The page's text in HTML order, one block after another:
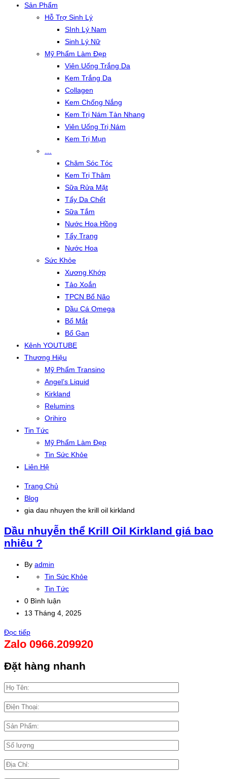
Sản Phẩm
Hỗ Trợ Sinh Lý
SInh Lý Nam
Sinh Lý Nữ
Mỹ Phẩm Làm Đẹp
Viên Uống Trắng Da
Kem Trắng Da
Collagen
Kem Chống Nắng
Kem Trị Nám Tàn Nhang
Viên Uống Trị Nám
Kem Trị Mụn
Chăm Sóc Tóc
Kem Trị Thâm
Sữa Rửa Mặt
Tẩy Da Chết
Sữa Tắm
Nước Hoa Hồng
Tẩy Trang
Nước Hoa
Sức Khỏe
Xương Khớp
Tảo Xoắn
TPCN Bổ Não
Dầu Cá Omega
Bổ Mắt
Bổ Gan
Kênh YOUTUBE
Thương Hiệu
Mỹ Phẩm Transino
Angel’s Liquid
Kirkland
Relumins
Orihiro
Tin Tức
Mỹ Phẩm Làm Đẹp
Tin Sức Khỏe
Liên Hệ
Trang Chủ
Blog
gia dau nhuyen the krill oil kirkland
Dầu nhuyễn thể Krill Oil Kirkland giá bao
nhiêu ?
By admin
Tin Sức Khỏe
Tin Tức
0 Bình luận
13 Tháng 4, 2025
Đọc tiếp
Zalo 0966.209920
Đặt hàng nhanh